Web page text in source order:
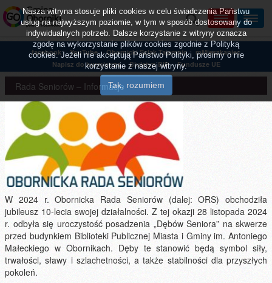
facebook YouTube Obornicki Szlak Tajemnic
mMieszkaniec
Napisz do burmistrza
Biuletyn BIP Fundusze UE
Rada Seniorów – Informacje
W 2024 r. Obornicka Rada Seniorów (dalej: ORS) obchodziła
jubileusz 10-lecia swojej działalności. Z tej okazji 28 listopada 2024
r. odbyła się uroczystość posadzenia „Dębów Seniora” na skwerze
przed budynkiem Biblioteki Publicznej Miasta i Gminy im. Antoniego
Małeckiego w Obornikach. Dęby te stanowić będą symbol siły,
trwałości, sławy i szlachetności, a także stabilności dla przyszłych
pokoleń.
Nasza witryna stosuje pliki cookies w celu świadczenia Państwu
usług na najwyższym poziomie, w tym w sposób dostosowany do
indywidualnych potrzeb. Dalsze korzystanie z witryny oznacza
zgodę na wykorzystanie plików cookies zgodnie z Polityką
cookies. Jeżeli nie akceptują Państwo Polityki, prosimy o nie
korzystanie z naszej witryny.